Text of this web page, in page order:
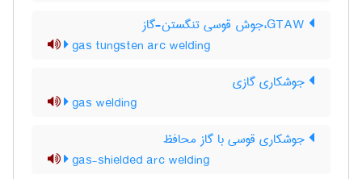
gas tungsten arc welding
جوشکاری گازی
gas welding
جوشکاری قوسی با گاز محافظ
gas-shielded arc welding